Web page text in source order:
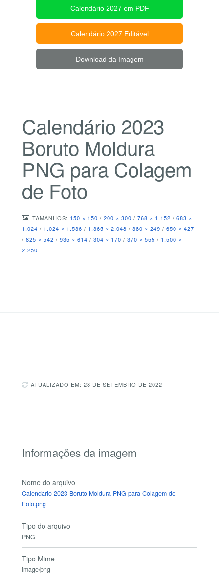
Calendário 2027 em PDF
Calendário 2027 Editável
Download da Imagem
Calendário 2023
Boruto Moldura
PNG para Colagem
de Foto
TAMANHOS: 150 × 150 / 200 × 300 / 768 × 1.152 / 683 ×
1.024 / 1.024 × 1.536 / 1.365 × 2.048 / 380 × 249 / 650 × 427
/ 825 × 542 / 935 × 614 / 304 × 170 / 370 × 555 / 1.500 ×
2.250
ATUALIZADO EM: 28 DE SETEMBRO DE 2022
Informações da imagem
Nome do arquivo
Calendario-2023-Boruto-Moldura-PNG-para-Colagem-de-
Foto.png
Tipo do arquivo
PNG
Tipo Mime
image/png